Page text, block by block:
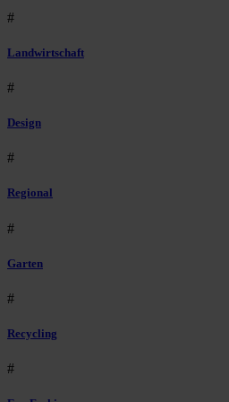
#
Landwirtschaft
#
Design
#
Regional
#
Garten
#
Recycling
#